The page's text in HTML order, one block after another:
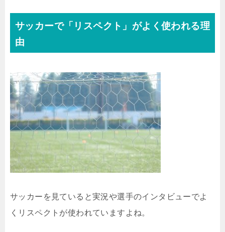
サッカーで「リスペクト」がよく使われる理
由
サッカーを見ていると実況や選手のインタビューでよ
くリスペクトが使われていますよね。